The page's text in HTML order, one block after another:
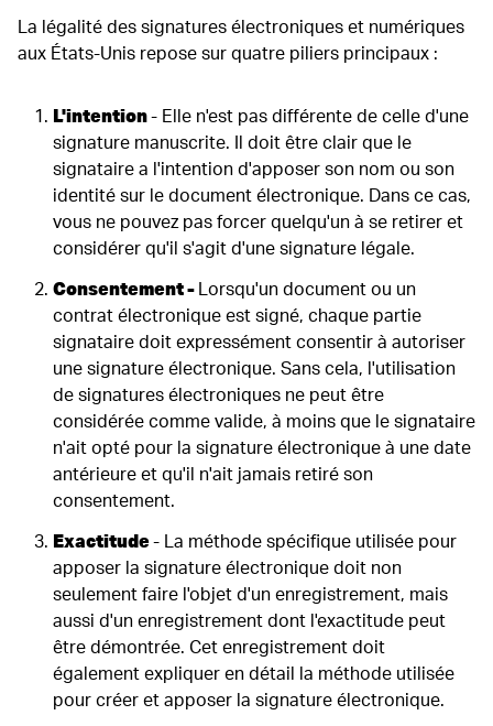
La légalité des signatures électroniques et numériques
aux États-Unis repose sur quatre piliers principaux :
L'intention- Elle n'est pas différente de celle d'une
signature manuscrite. Il doit être clair que le
signataire a l'intention d'apposer son nom ou son
identité sur le document électronique. Dans ce cas,
vous ne pouvez pas forcer quelqu'un à se retirer et
considérer qu'il s'agit d'une signature légale.
Consentement -
Lorsqu'un document ou un
contrat électronique est signé, chaque partie
signataire doit expressément consentir à autoriser
une signature électronique. Sans cela, l'utilisation
de signatures électroniques ne peut être
considérée comme valide, à moins que le signataire
n'ait opté pour la signature électronique à une date
antérieure et qu'il n'ait jamais retiré son
consentement.
Exactitude- La méthode spécifique utilisée pour
apposer la signature électronique doit non
seulement faire l'objet d'un enregistrement, mais
aussi d'un enregistrement dont l'exactitude peut
être démontrée. Cet enregistrement doit
également expliquer en détail la méthode utilisée
pour créer et apposer la signature électronique.